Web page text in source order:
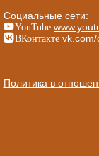
Социальные сети:
YouTube
ВКонтакте
Политика в